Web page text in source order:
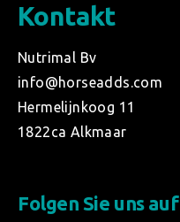
Kontakt
Nutrimal Bv
info@horseadds.com
Hermelijnkoog 11
1822ca Alkmaar
Folgen Sie uns auf